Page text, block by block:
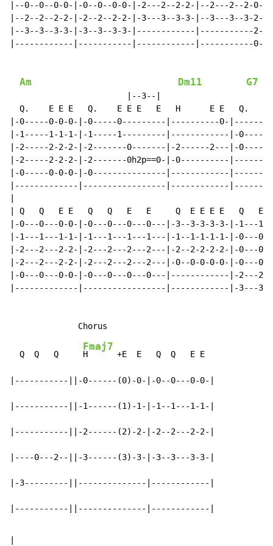
|--0--0--0-0-|-0--0--0-0-|-2---2--2-2-|--2---2--2-0-
|--2--2--2-2-|-2--2--2-2-|-3---3--3-3-|--3---3--3-2-
|--3--3--3-3-|-3--3--3-3-|------------|-----------2-|-
|------------|-----------|------------|-----------0-|-
Am Dm11 G7
                        |--3--|
Q.    E E E   Q.    E E E   E   H      E E   Q.
|-0-----0-0-0-|-0-----0---------|----------0-
|-1-----1-1-1-|-1-----1---------|------------|-
|-2-----2-2-2-|-2-------0-------|-2------2---|-
|-2-----2-2-2-|-2-------0h2p==0-|-0----------
|-0-----0-0-0-|-0---------------|------------
|-------------|-----------------|------------
| Q   Q   E E   Q   Q   E   E     Q  E E E E   Q   E
|-0---0---0-0-|-0---0---0---0---|-3--3-3-3-3-|-1---1-
|-1---1---1-1-|-1---1---1---1---|-1--1-1-1-1-|-0---0-
|-2---2---2-2-|-2---2---2---2---|-2--2-2-2-2-|-0---0-
|-2---2---2-2-|-2---2---2---2---|-0--0-0-0-0-|-0---0-
|-0---0---0-0-|-0---0---0---0---|------------|-2---2-
|-------------|-----------------|------------|-3---3-
  Q  Q   Q
Fmaj7
H      +E  E   Q  Q   E E
|-----------||-0------(0)-0-|-0--0---0-0-|
|-----------||-1------(1)-1-|-1--1---1-1-|
|-----------||-2------(2)-2-|-2--2---2-2-|
|----0---2--||-3------(3)-3-|-3--3---3-3-|
|-3---------||--------------|------------|
|-----------||--------------|------------|